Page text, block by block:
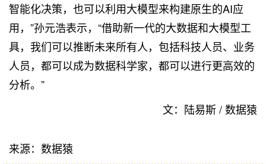
智能化决策，也可以利用大模型来构建原生的AI应
用，”孙元浩表示，“借助新一代的大数据和大模型工
具，我们可以推断未来所有人，包括科技人员、业务
人员，都可以成为数据科学家，都可以进行更高效的
分析。”
文：陆易斯 / 数据猿
来源：数据猿